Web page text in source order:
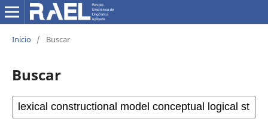
Inicio / Buscar
Buscar